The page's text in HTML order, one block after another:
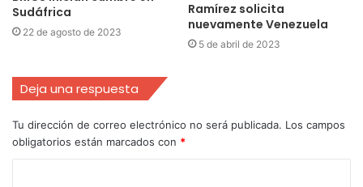
Sudáfrica
22 de agosto de 2023
Ramírez solicita
nuevamente Venezuela
5 de abril de 2023
Deja una respuesta
Tu dirección de correo electrónico no será publicada. Los campos
obligatorios están marcados con *